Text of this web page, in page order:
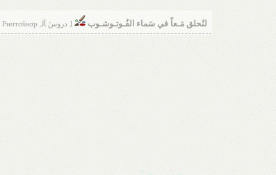
لنُحلق مَـعاً في سَماء الفُـوتـوشـوب [ دروسَ ﺂلـ Pнσтσšнσp ، بَ مختلف ﺂنۊاعهاَ ♡ ]